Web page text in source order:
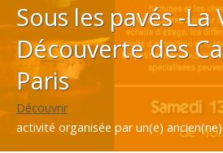
Sous les pavés -La
Découverte des
Paris
Découvrir
activité organisée par un(e) ancien(ne)